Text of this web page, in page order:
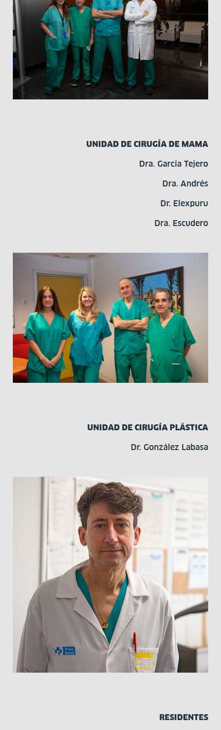
UNIDAD DE CIRUGÍA DE MAMA
Dra. García Tejero
Dra. Andrés
Dr. Elexpuru
Dra. Escudero
UNIDAD DE CIRUGÍA PLÁSTICA
Dr. González Labasa
RESIDENTES